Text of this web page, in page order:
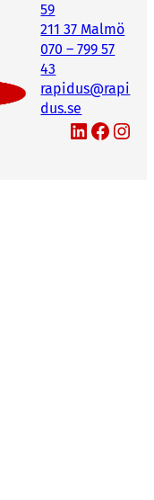
59
211 37 Malmö
070 – 799 57
43
rapidus@rapi
dus.se
LinkedIn Facebook Instagram